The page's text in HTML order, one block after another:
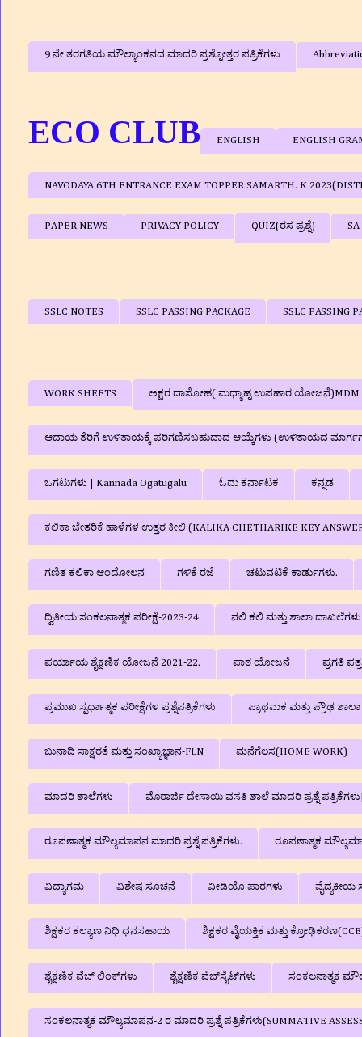
9 ನೇ ತರಗತಿಯ ಮೌಲ್ಯಾಂಕನದ ಮಾದರಿ ಪ್ರಶ್ನೋತ್ತರ ಪತ್ರಿಕೆಗಳು
ECO CLUB ENGLISH ENGLISH
NAVODAYA 6TH ENTRANCE EXAM TOPPER SAMARTH. K
PAPER NEWS PRIVACY POLICY QUIZ(ರಸ ಪ್ರಶ್ನೆ)
SSLC NOTES SSLC PASSING PACKAGE SSLC PASSING
WORK SHEETS ಅಕ್ಷರ ದಾಸೋಹ( ಮಧ್ಯಾಹ್ನ ಉಪಹಾರ ಯೋಜನೆ)MDM
ಆದಾಯ ತೆರಿಗೆ ಉಳಿತಾಯಕ್ಕೆ ಪರಿಗಣಿಸಬಹುದಾದ ಆಯ್ಕೆಗಳು (ಉಳಿತಾಯದ
ಒಗಟುಗಳು | Kannada Ogatugalu ಓದು ಕರ್ನಾಟಕ ಕನ್ನಡ
ಕಲಿಕಾ ಚೇತರಿಕೆ ಹಾಳೆಗಳ ಉತ್ತರ ಕೀಲಿ (KALIKA CHETHARIKE KEY
ಗಣಿತ ಕಲಿಕಾ ಆಂದೋಲನ ಗಳಿಕೆ ರಜೆ ಚಟುವಟಿಕೆ ಕಾರ್ಡುಗಳು.
ದ್ವಿತೀಯ ಸಂಕಲನಾತ್ಮಕ ಪರೀಕ್ಷೆ-2023-24 ನಲಿ ಕಲಿ ಮತ್ತು ಶಾಲಾ ದಾಖಲೆಗಳು
ಪರ್ಯಾಯ ಶೈಕ್ಷಣಿಕ ಯೋಜನೆ 2021-22. ಪಾಠ ಯೋಜನೆ ಪ್ರಗತಿ
ಪ್ರಮುಖ ಸ್ಪರ್ಧಾತ್ಮಕ ಪರೀಕ್ಷೆಗಳ ಪ್ರಶ್ನೆಪತ್ರಿಕೆಗಳು ಪ್ರಾಥಮಕ ಮತ್ತು ಪ್ರೌಢ ಶಾಲಾ
ಬುನಾದಿ ಸಾಕ್ಷರತೆ ಮತ್ತು ಸಂಖ್ಯಾಜ್ಞಾನ-FLN ಮನೆಗೆಲಸ(HOME WORK)
ಮಾದರಿ ಶಾಲೆಗಳು ಮೊರಾರ್ಜಿ ದೇಸಾಯಿ ವಸತಿ ಶಾಲೆ ಮಾದರಿ ಪ್ರಶ್ನೆ
ರೂಪಣಾತ್ಮಕ ಮೌಲ್ಯಮಾಪನ ಮಾದರಿ ಪ್ರಶ್ನೆ ಪತ್ರಿಕೆಗಳು. ರೂಪಣಾತ್ಮಕ
ವಿದ್ಯಾಗಮ ವಿಶೇಷ ಸೂಚನೆ ವೀಡಿಯೊ ಪಾಠಗಳು ವೈದ್ಯಕೀಯ
ಶಿಕ್ಷಕರ ಕಲ್ಯಾಣ ನಿಧಿ ಧನಸಹಾಯ ಶಿಕ್ಷಕರ ವೈಯಕ್ತಿಕ ಮತ್ತು
ಶೈಕ್ಷಣಿಕ ವೆಬ್‌ ಲಿಂಕ್‌ಗಳು ಶೈಕ್ಷಣಿಕ ವೆಬ್‌ಸೈಟ್‌ಗಳು ಸಂಕಲನಾತ್ಮಕ
ಸಂಕಲನಾತ್ಮಕ ಮೌಲ್ಯಮಾಪನ-2 ರ ಮಾದರಿ ಪ್ರಶ್ನೆ ಪತ್ರಿಕೆಗಳು(SUMMATIVE